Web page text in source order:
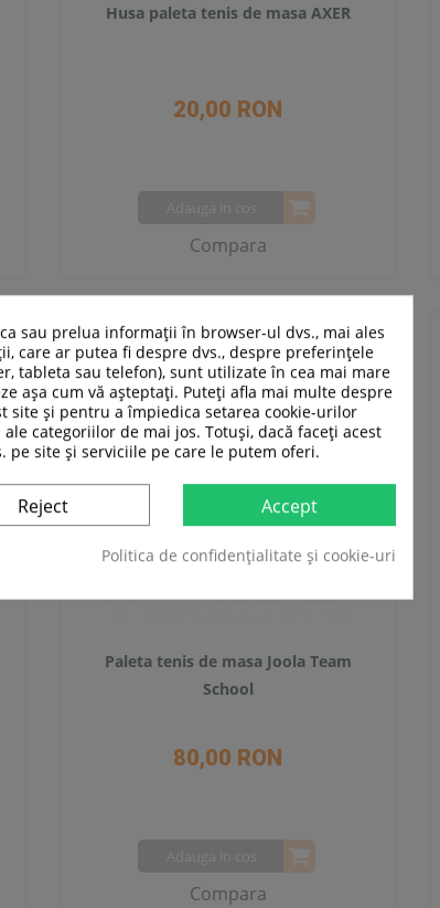
Husa paleta tenis de masa AXER
20,00 RON
Compara
Paleta tenis de masa Joola Team
School
80,00 RON
Compara
sau prelua informații în browser-ul dvs., mai ales
care ar putea fi despre dvs., despre preferințele
tableta sau telefon), sunt utilizate în cea mai mare
așa cum vă așteptați. Puteți afla mai multe despre
site și pentru a împiedica setarea cookie-urilor
categoriilor de mai jos. Totuși, dacă faceți acest
pe site și serviciile pe care le putem oferi.
Reject Accept
Politica de confidențialitate și cookie-uri